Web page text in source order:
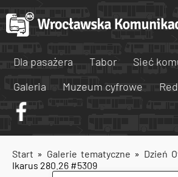
Dla pasażera Tabor
Sieć
Galeria
Muzeum cyfrowe
Start » Galerie tematyczne » Dzień
Ikarus 280.26 #5309